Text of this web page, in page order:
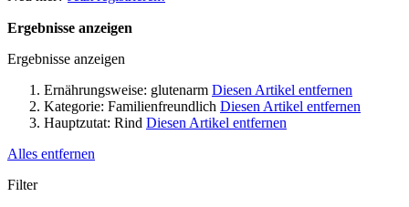
Ergebnisse anzeigen
Ergebnisse anzeigen
Ernährungsweise: glutenarm Diesen Artikel entfernen
Kategorie: Familienfreundlich Diesen Artikel entfernen
Hauptzutat: Rind Diesen Artikel entfernen
Alles entfernen
Filter